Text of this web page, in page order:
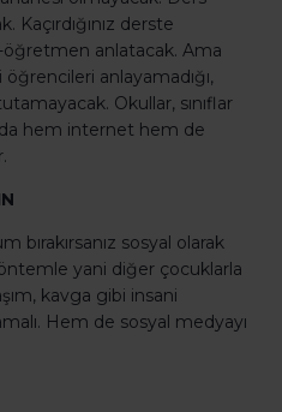
Kaçırdığınız derste
öğretmen anlatacak. Ama
anlayamadığı,
Okullar, sınıflar
hem internet hem de
bırakırsanız sosyal olarak
yani diğer çocuklarla
kavga gibi insani
Hem de sosyal medyayı